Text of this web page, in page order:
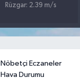
Rüzgar: 2.39 m/s
Nöbetçi Eczaneler
Hava Durumu